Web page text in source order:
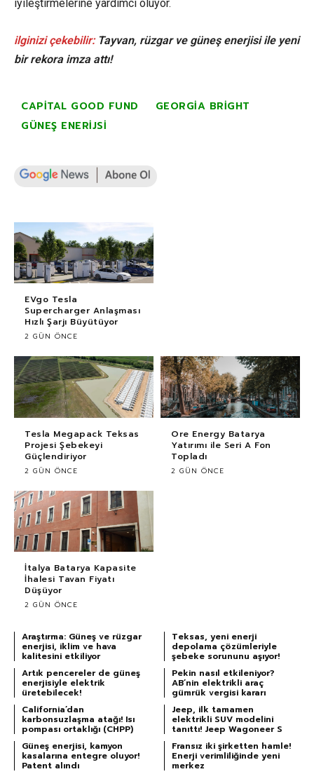
iyileştirmelerine yardımcı oluyor.
ilginizi çekebilir: Tayvan, rüzgar ve güneş enerjisi ile yeni
bir rekora imza attı!
CAPITAL GOOD FUND
GEORGIA BRIGHT
GÜNEŞ ENERIJSI
EVgo Tesla
Supercharger Anlaşması
Hızlı Şarjı Büyütüyor
2 GÜN ÖNCE
Tesla Megapack Teksas
Projesi Şebekeyi
Güçlendiriyor
2 GÜN ÖNCE
Ore Energy Batarya
Yatırımı ile Seri A Fon
Topladı
2 GÜN ÖNCE
İtalya Batarya Kapasite
İhalesi Tavan Fiyatı
Düşüyor
2 GÜN ÖNCE
Araştırma: Güneş ve rüzgar
enerjisi, iklim ve hava
kalitesini etkiliyor
Teksas, yeni enerji
depolama çözümleriyle
şebeke sorununu aşıyor!
Artık pencereler de güneş
enerjisiyle elektrik
üretebilecek!
Pekin nasıl etkileniyor?
AB’nin elektrikli araç
gümrük vergisi kararı
California’dan
karbonsuzlaşma atağı! Isı
pompası ortaklığı (CHPP)
Jeep, ilk tamamen
elektrikli SUV modelini
tanıttı! Jeep Wagoneer S
Güneş enerjisi, kamyon
kasalarına entegre oluyor!
Patent alındı
Fransız iki şirketten hamle!
Enerji verimliliğinde yeni
merkez